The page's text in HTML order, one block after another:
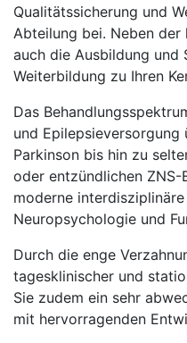
Qualitätssicherung und
Abteilung bei. Neben
auch die Ausbildung und
Weiterbildung zu Ihren
Das
und
Parkinson bis hin zu
oder entzündlichen ZNS-
moderne
Neuropsychologie und
Durch die enge
tagesklinischer und
Sie zudem ein sehr
mit hervorragenden